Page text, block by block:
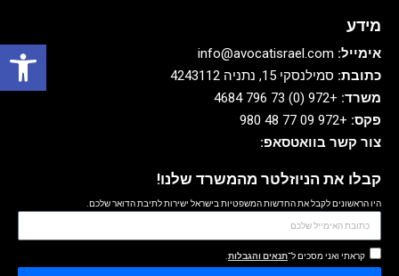
פתח
מידע
אימייל: info@avocatisrael.com
כתובת: סמילנסקי 15, נתניה 4243112
משרד: +972 (0) 73 796 4684
פקס: +972 09 77 48 980
צור קשר בוואטסאפ:
קבלו את הניוזלטר מהמשרד שלנו!
היו הראשונים לקבל את החדשות המשפטיות בישראל ישירות לתיבת הדואר שלכם.
קראתי ואני מסכים ל־תנאים והגבלות